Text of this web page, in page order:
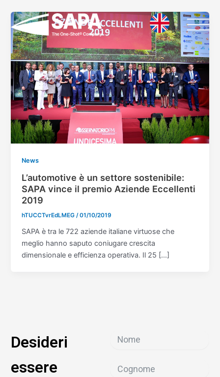
contenuto
News
L’automotive è un settore sostenibile:
SAPA vince il premio Aziende Eccellenti
2019
hTUCCTvrEdLMEG /01/10/2019
SAPA è tra le 722 aziende italiane virtuose che
meglio hanno saputo coniugare crescita
dimensionale e efficienza operativa. Il 25 […]
Desideri
essere